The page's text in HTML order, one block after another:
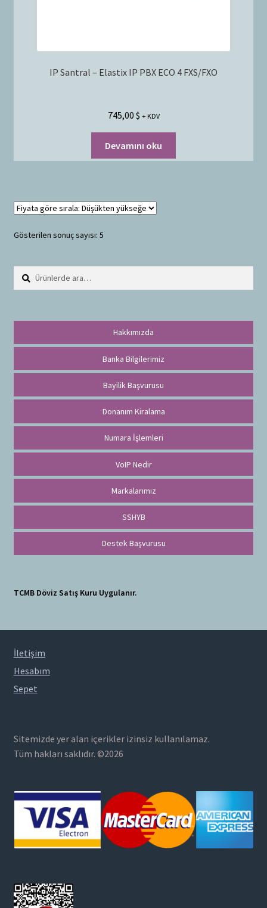
IP Santral – Elastix IP PBX ECO 4 FXS/FXO
745,00 $ + KDV
Devamını oku
Gösterilen sonuç sayısı: 5
Ara:
Hakkımızda
Banka Bilgilerimiz
Bayilik Başvurusu
Donanım Kiralama
Numara İşlemleri
VoIP Nedir
Markalarımız
SSHYB
Destek Başvurusu
TCMB Döviz Satış Kuru Uygulanır.
İletişim
Hesabım
Sepet
Sitemizde yer alan içerikler izinsiz kullanılamaz.
Tüm hakları saklıdır. ©2026